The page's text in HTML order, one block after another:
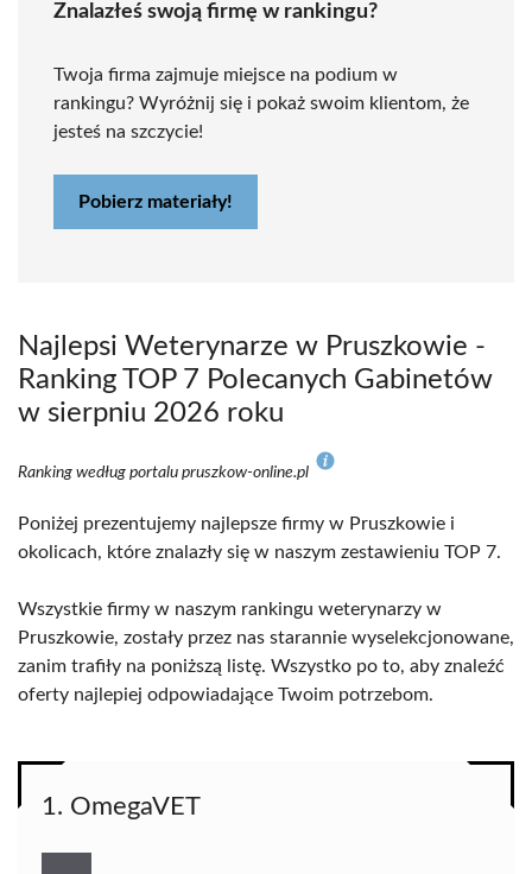
Znalazłeś swoją firmę w rankingu?
Twoja firma zajmuje miejsce na podium w
rankingu? Wyróżnij się i pokaż swoim klientom, że
jesteś na szczycie!
Pobierz materiały!
Najlepsi Weterynarze w Pruszkowie -
Ranking TOP 7 Polecanych Gabinetów
w sierpniu 2026 roku
Ranking według portalu pruszkow-online.pl
Poniżej prezentujemy najlepsze firmy w Pruszkowie i
okolicach, które znalazły się w naszym zestawieniu TOP 7.
Wszystkie firmy w naszym rankingu weterynarzy w
Pruszkowie, zostały przez nas starannie wyselekcjonowane,
zanim trafiły na poniższą listę. Wszystko po to, aby znaleźć
oferty najlepiej odpowiadające Twoim potrzebom.
1. OmegaVET